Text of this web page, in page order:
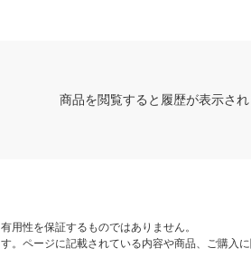
商品を閲覧すると履歴が表示さ
用性を保証するものではありません。
ページに記載されている内容や商品、ご購入